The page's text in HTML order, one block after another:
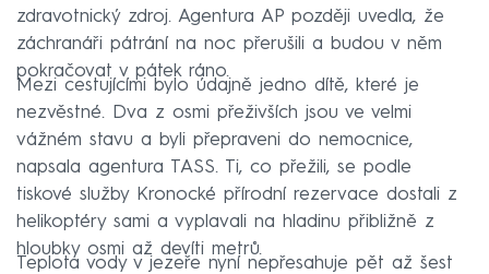
zdravotnický zdroj. Agentura AP později uvedla, že
záchranáři pátrání na noc přerušili a budou v něm
pokračovat v pátek ráno.
Mezi cestujícími bylo údajně jedno dítě, které je
nezvěstné. Dva z osmi přeživších jsou ve velmi
vážném stavu a byli přepraveni do nemocnice,
napsala agentura TASS. Ti, co přežili, se podle
tiskové služby Kronocké přírodní rezervace dostali z
helikoptéry sami a vyplavali na hladinu přibližně z
hloubky osmi až devíti metrů.
Teplota vody v jezeře nyní nepřesahuje pět až šest